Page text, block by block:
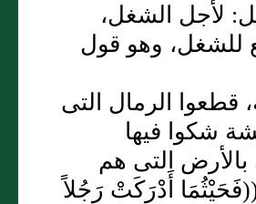
لأجل الشغل،
للشغل، وهو قول
قطعوا الرمال التى
شكوا فيها
التى هم
أَدْرَكَتْ رَجُلاً